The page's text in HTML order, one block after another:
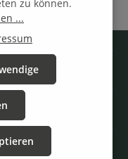
zu können.
...